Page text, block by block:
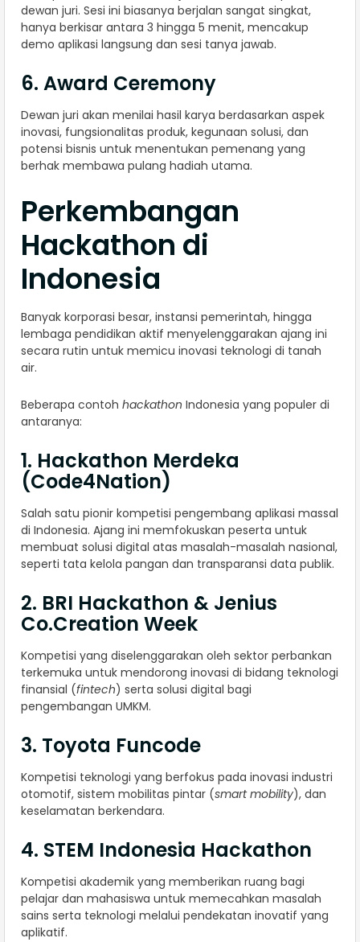
dewan juri. Sesi ini biasanya berjalan sangat singkat,
hanya berkisar antara 3 hingga 5 menit, mencakup
demo aplikasi langsung dan sesi tanya jawab.
6. Award Ceremony
Dewan juri akan menilai hasil karya berdasarkan aspek
inovasi, fungsionalitas produk, kegunaan solusi, dan
potensi bisnis untuk menentukan pemenang yang
berhak membawa pulang hadiah utama.
Perkembangan
Hackathon di
Indonesia
Banyak korporasi besar, instansi pemerintah, hingga
lembaga pendidikan aktif menyelenggarakan ajang ini
secara rutin untuk memicu inovasi teknologi di tanah
air.
Beberapa contoh hackathon Indonesia yang populer di
antaranya:
1. Hackathon Merdeka
(Code4Nation)
Salah satu pionir kompetisi pengembang aplikasi massal
di Indonesia. Ajang ini memfokuskan peserta untuk
membuat solusi digital atas masalah-masalah nasional,
seperti tata kelola pangan dan transparansi data publik.
2. BRI Hackathon & Jenius
Co.Creation Week
Kompetisi yang diselenggarakan oleh sektor perbankan
terkemuka untuk mendorong inovasi di bidang teknologi
finansial (fintech) serta solusi digital bagi
pengembangan UMKM.
3. Toyota Funcode
Kompetisi teknologi yang berfokus pada inovasi industri
otomotif, sistem mobilitas pintar (smart mobility), dan
keselamatan berkendara.
4. STEM Indonesia Hackathon
Kompetisi akademik yang memberikan ruang bagi
pelajar dan mahasiswa untuk memecahkan masalah
sains serta teknologi melalui pendekatan inovatif yang
aplikatif.